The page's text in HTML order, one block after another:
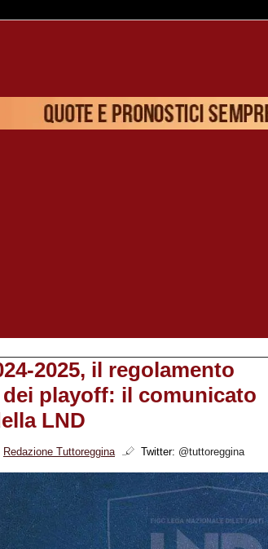
2025, il regolamento
playoff: il comunicato
LND
Redazione Tuttoreggina Twitter: @tuttoreggina